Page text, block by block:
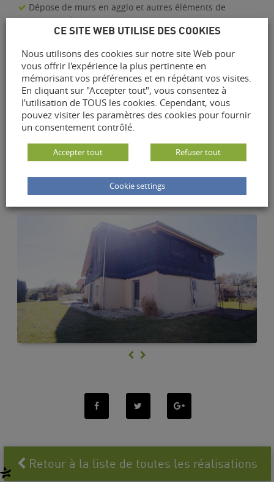
Dépose de murs en agglo et autres éléments de
maçonnerie
Murs ossature bois isolés en matériau biosourcé, laine
de chanvre/lin/coton particulièrement efficaces contre
les surchaleurs
Construction d’une charpente traditionnelle en bois
Douglas
Création d’un plateau ; Accompagné par un bureau
d’étude structure, une architecte et un maitre d’œuvre,
nos clients ajoutent un étage complet de 84m²
habitable dans leur maison.
Vous êtes intéressés par un projet d’agrandissement ?
Retour à la liste de toutes les réalisations
CE SITE WEB UTILISE DES COOKIES
Nous utilisons des cookies sur notre site Web pour
vous offrir l'expérience la plus pertinente en
mémorisant vos préférences et en répétant vos visites.
En cliquant sur "Accepter tout", vous consentez à
l'utilisation de TOUS les cookies. Cependant, vous
pouvez visiter les paramètres des cookies pour fournir
un consentement contrôlé.
Accepter tout Refuser tout
Cookie settings